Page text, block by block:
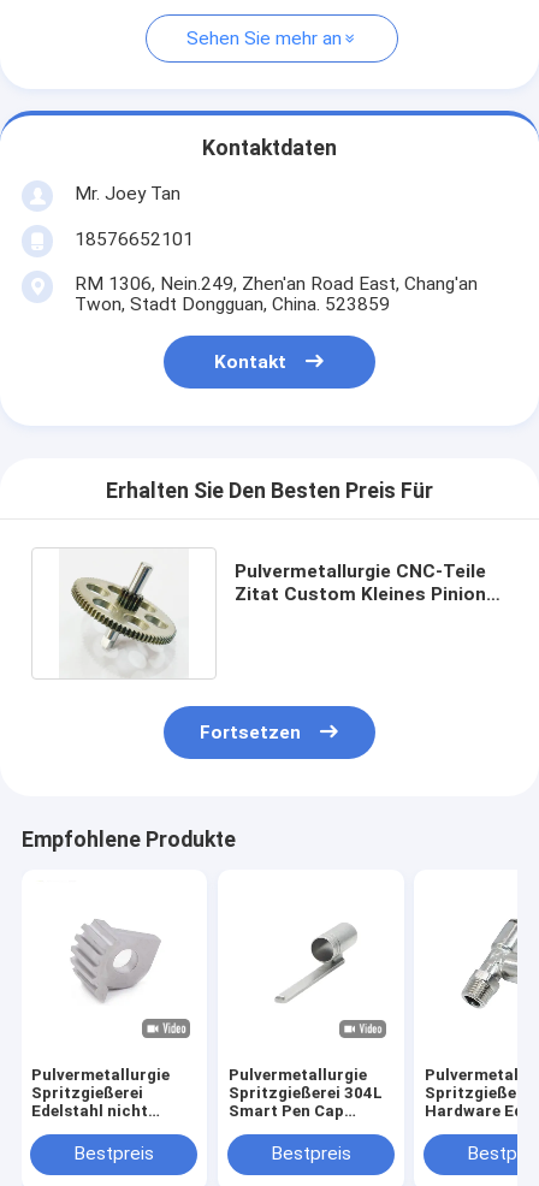
Sehen Sie mehr an
Kontaktdaten
Mr. Joey Tan
18576652101
RM 1306, Nein.249, Zhen'an Road East, Chang'an
Twon, Stadt Dongguan, China. 523859
Kontakt
Erhalten Sie Den Besten Preis Für
Pulvermetallurgie CNC-Teile
Zitat Custom Kleines Pinion
Fortsetzen
Empfohlene Produkte
Pulvermetallurgie
Spritzgießerei
Edelstahl nicht
Hardware Auto-
Hardware Zubehör
Bestpreis
Pulvermetallurgie
Spritzgießerei 304L
Smart Pen Cap
Bestpreis
Spritzgießerei
Hardware
Verbindung
Spritzgießerei